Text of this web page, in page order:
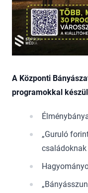
A Központi
programokkal
„Guruló
családoknak